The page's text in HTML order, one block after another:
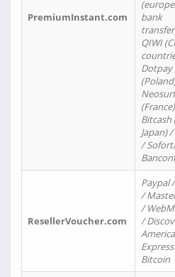
PremiumInstant.com
bank
QIWI
Dotpay
Neosurf
Bitcash
Japan)
/
ResellerVoucher.com
Paypal
/
/
/
Bitcoin